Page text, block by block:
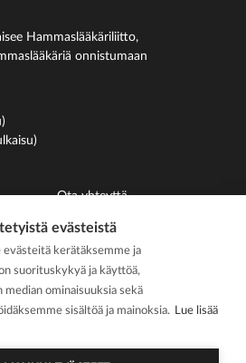
Hammaslääkäriliitto,
onnistumaan
Ota yhteyttä
Suomen Hammaslääkäriliitto
evästeistä
kerätäksemme ja
suorituskykyä ja käyttöä,
ominaisuuksia sekä
sisältöä ja mainoksia. Lue lisää